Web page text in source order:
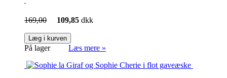
169,00 109,85 dkk
Læg i kurven
På lager Læs mere »